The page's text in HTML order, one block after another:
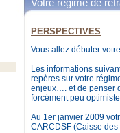
Votre regime de
PERSPECTIVES
Vous allez débuter
Les informations
repères sur votre
enjeux…. et de penser
forcément peu
Au 1er janvier 2009
CARCDSF (Caisse